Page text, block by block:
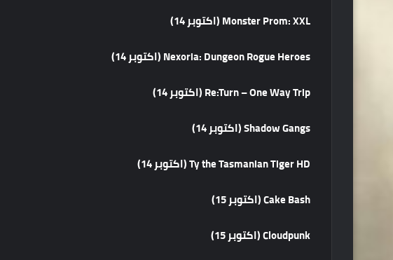
Monster Prom: XXL (اكتوبر 14)
Nexoria: Dungeon Rogue Heroes (اكتوبر 14)
Re:Turn – One Way Trip (اكتوبر 14)
Shadow Gangs (اكتوبر 14)
Ty the Tasmanian Tiger HD (اكتوبر 14)
Cake Bash (اكتوبر 15)
Cloudpunk (اكتوبر 15)